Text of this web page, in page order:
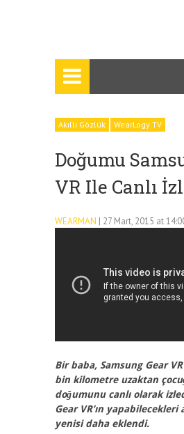
Akıllı Gözlük WearLogy TV
Doğumu
VR Ile Canlı
WEARMAN | 27 Mart, 2015 at
Bir baba, Samsung Gear
bin kilometre uzaktan
doğumunu canlı olarak
Gear VR’ın yapabilecekleri
yenisi daha eklendi.